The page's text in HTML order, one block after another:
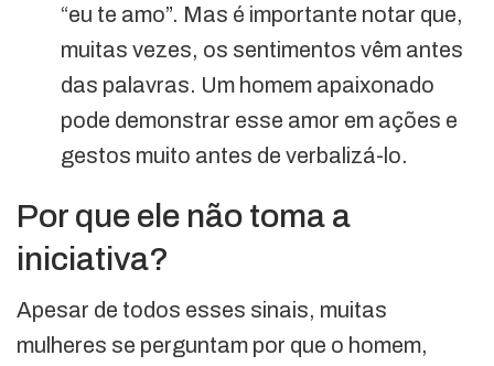
“eu te amo”. Mas é importante notar que,
muitas vezes, os sentimentos vêm antes
das palavras. Um homem apaixonado
pode demonstrar esse amor em ações e
gestos muito antes de verbalizá-lo.
Por que ele não toma a
iniciativa?
Apesar de todos esses sinais, muitas
mulheres se perguntam por que o homem,